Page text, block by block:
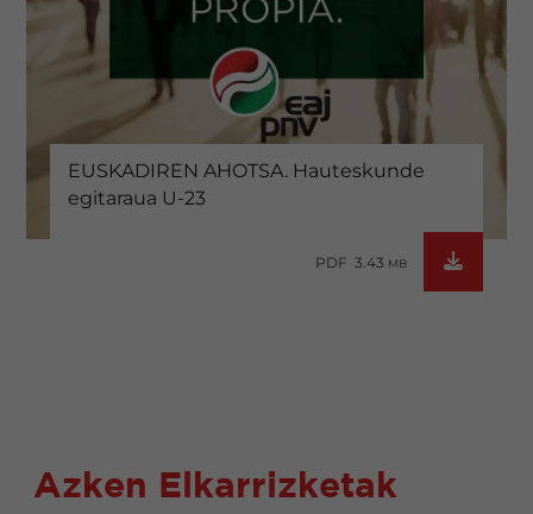
EUSKADIREN AHOTSA. Hauteskunde
egitaraua U-23
PDF 3.43 MB
Azken Elkarrizketak